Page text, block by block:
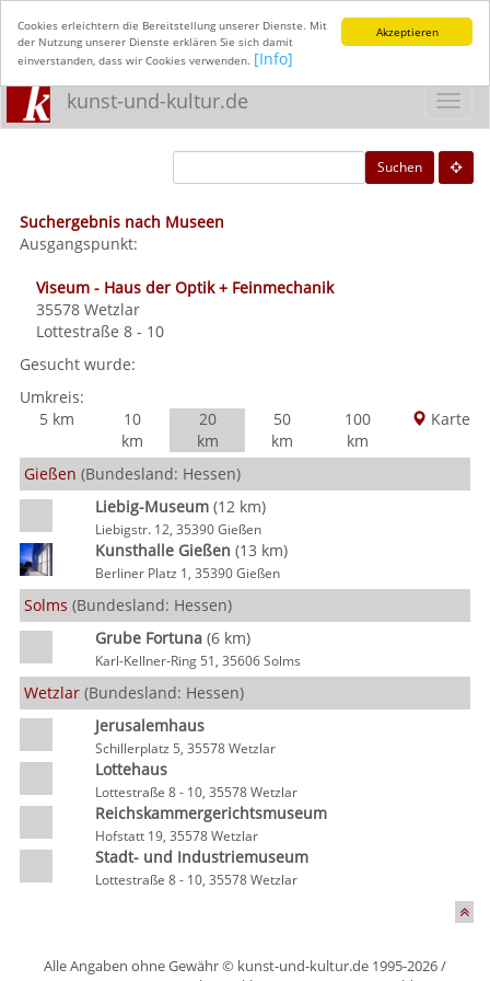
Akzeptieren
Cookies erleichtern die Bereitstellung unserer Dienste. Mit
der Nutzung unserer Dienste erklären Sie sich damit
einverstanden, dass wir Cookies verwenden. [Info]
kunst-und-kultur.de
Suchen
Suchergebnis nach Museen
Ausgangspunkt:
Viseum - Haus der Optik + Feinmechanik
35578 Wetzlar
Lottestraße 8 - 10
Gesucht wurde:
Umkreis:
5 km
10
km
20
km
50
km
100
km
Karte
Gießen (Bundesland: Hessen)
Liebig-Museum(12 km)
Liebigstr. 12, 35390 Gießen
Kunsthalle Gießen (13 km)
Berliner Platz 1, 35390 Gießen
Solms (Bundesland: Hessen)
Grube Fortuna(6 km)
Karl-Kellner-Ring 51, 35606 Solms
Wetzlar (Bundesland: Hessen)
Jerusalemhaus
Schillerplatz 5, 35578 Wetzlar
Lottehaus
Lottestraße 8 - 10, 35578 Wetzlar
Reichskammergerichtsmuseum
Hofstatt 19, 35578 Wetzlar
Stadt- und Industriemuseum
Lottestraße 8 - 10, 35578 Wetzlar
Alle Angaben ohne Gewähr © kunst-und-kultur.de 1995-2026 /